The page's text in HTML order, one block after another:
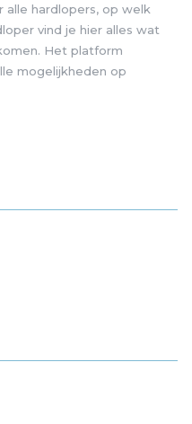
alle hardlopers, op welk
vind je hier alles wat
Het platform
mogelijkheden op